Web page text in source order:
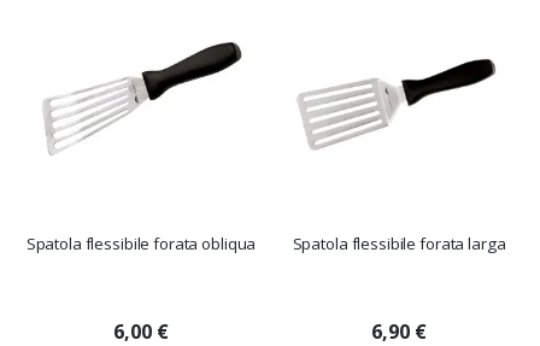
Spatola flessibile forata obliqua
6,00 €
Spatola flessibile forata larga
6,90 €